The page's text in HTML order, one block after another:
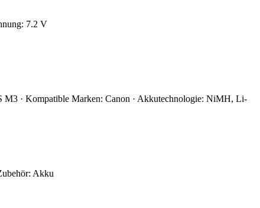
7.2 V
· Kompatible Marken: Canon · Akkutechnologie: NiMH, Li-
Akku